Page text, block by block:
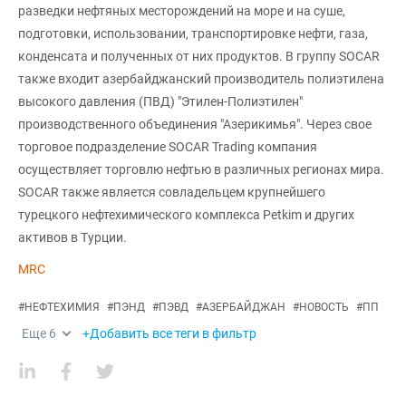
разведки нефтяных месторождений на море и на суше,
подготовки, использовании, транспортировке нефти, газа,
конденсата и полученных от них продуктов. В группу SOCAR
также входит азербайджанский производитель полиэтилена
высокого давления (ПВД) "Этилен-Полиэтилен"
производственного объединения "Азерикимья". Через свое
торговое подразделение SOCAR Trading компания
осуществляет торговлю нефтью в различных регионах мира.
SOCAR также является совладельцем крупнейшего
турецкого нефтехимического комплекса Petkim и других
активов в Турции.
MRC
#НЕФТЕХИМИЯ #ПЭНД #ПЭВД #АЗЕРБАЙДЖАН #НОВОСТЬ #ПП
Еще 6 +Добавить все теги в фильтр